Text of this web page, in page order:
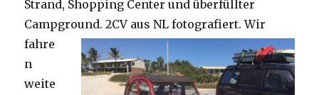
Strand, Shopping Center und überfüllter
Campground.2CV aus NL fotografiert. Wir
fahre
n
weite